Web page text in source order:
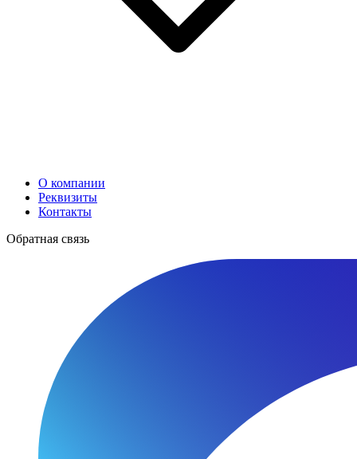
О компании
Реквизиты
Контакты
Обратная связь